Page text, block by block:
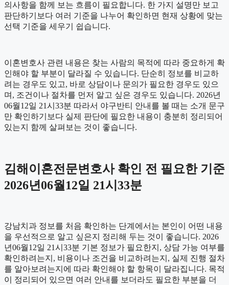
의사항을 함께 보는 흐름이 필요합니다. 한 가지 설명만 보고
판단하기보다 여러 기준을 나누어 확인하면 현재 상황에 맞는
선택 기준을 세우기 쉽습니다.
이혼변호사 관련 내용은 찾는 사람의 목적에 따라 중요하게 확
인해야 할 부분이 달라질 수 있습니다. 단순히 정보를 비교하
려는 경우도 있고, 바로 상담이나 문의가 필요한 경우도 있으
며, 조건이나 절차를 먼저 알고 싶은 경우도 있습니다. 2026년
06월12일 21시33분 따라서 야구반티 안내를 볼 때는 소개 문구
만 확인하기보다 실제 판단에 필요한 내용이 충분히 정리되어
있는지 함께 살펴보는 것이 좋습니다.
김해이혼전문변호사 확인 전 필요한 기준
2026년06월12일 21시33분
강남치과 정보를 처음 확인하는 단계에서는 본인이 어떤 내용
을 우선적으로 알고 싶은지 정리해 두는 것이 좋습니다. 2026
년06월12일 21시33분 기본 정보가 필요한지, 상담 가능 여부를
확인하려는지, 비용이나 조건을 비교하려는지, 실제 진행 절차
를 알아보려는지에 따라 확인해야 할 항목이 달라집니다. 목적
이 정리되어 있으면 여러 안내를 보더라도 필요한 부분을 더